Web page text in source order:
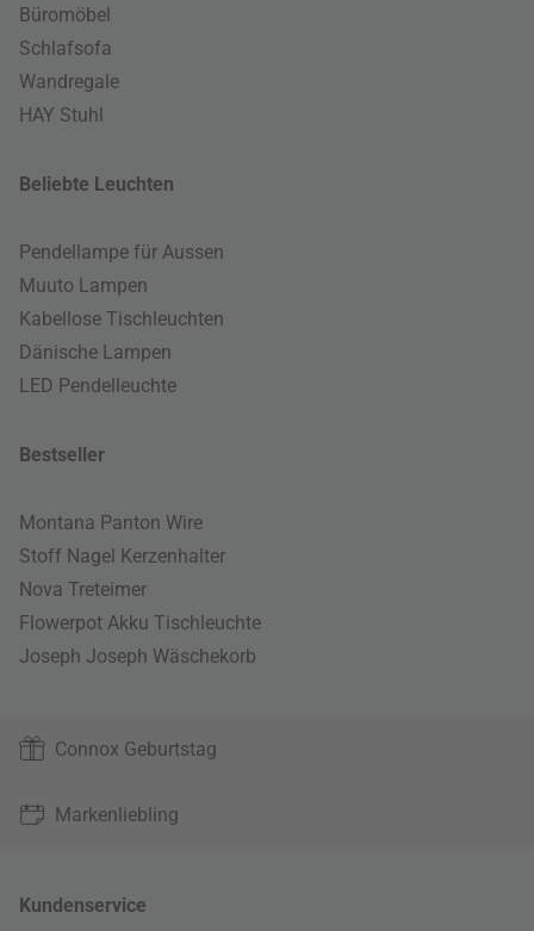
Büromöbel
Schlafsofa
Wandregale
HAY Stuhl
Beliebte Leuchten
Pendellampe für Aussen
Muuto Lampen
Kabellose Tischleuchten
Dänische Lampen
LED Pendelleuchte
Bestseller
Montana Panton Wire
Stoff Nagel Kerzenhalter
Nova Treteimer
Flowerpot Akku Tischleuchte
Joseph Joseph Wäschekorb
Connox Geburtstag
Markenliebling
Kundenservice